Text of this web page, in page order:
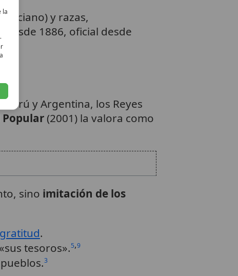
y razas,
1886, oficial desde
y Argentina, los Reyes
Popular(2001) la valora como
sino imitación de los
gratitud.
tesoros».5,9
3
la